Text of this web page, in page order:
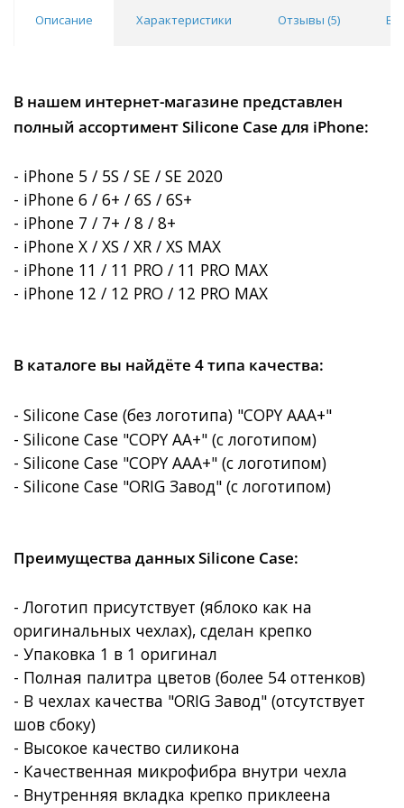
Описание Характеристики Отзывы (5)
В нашем интернет-магазине представлен
полный ассортимент Silicone Case для iPhone:
- iPhone 5 / 5S / SE / SE 2020
- iPhone 6 / 6+ / 6S / 6S+
- iPhone 7 / 7+ / 8 / 8+
- iPhone X / XS / XR / XS MAX
- iPhone 11 / 11 PRO / 11 PRO MAX
- iPhone 12 / 12 PRO / 12 PRO MAX
В каталоге вы найдёте 4 типа качества:
- Silicone Case (без логотипа) "COPY AAA+"
- Silicone Case "COPY AA+" (с логотипом)
- Silicone Case "COPY AAA+" (с логотипом)
- Silicone Case "ORIG Завод" (с логотипом)
Преимущества данных Silicone Case:
- Логотип присутствует (яблоко как на
оригинальных чехлах), сделан крепко
- Упаковка 1 в 1 оригинал
- Полная палитра цветов (более 54 оттенков)
- В чехлах качества "ORIG Завод" (отсутствует
шов сбоку)
- Высокое качество силикона
- Качественная микрофибра внутри чехла
- Внутренняя вкладка крепко приклеена